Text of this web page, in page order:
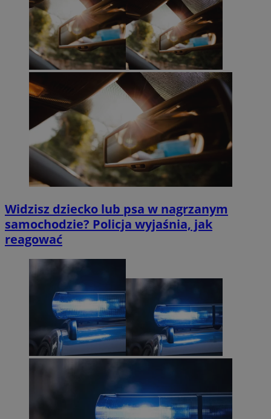
Widzisz dziecko lub psa w nagrzanym
samochodzie? Policja wyjaśnia, jak
reagować